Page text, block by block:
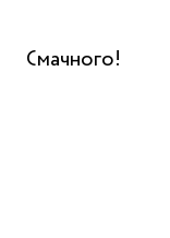
Смачного!